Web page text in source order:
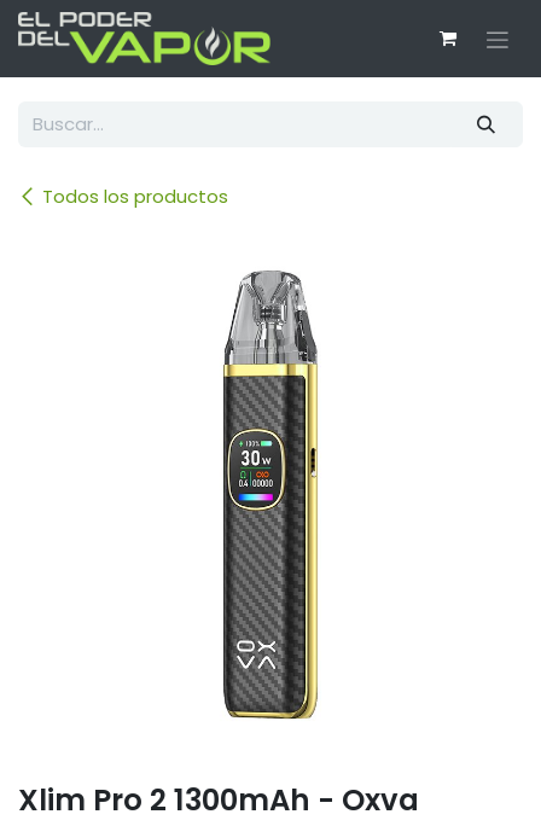
Ir al contenido
Todos los productos
Xlim Pro 2 1300mAh - Oxva